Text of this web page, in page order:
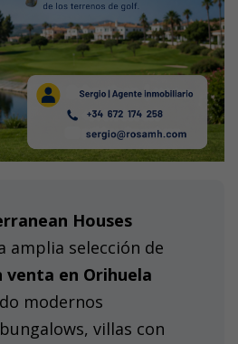
Houses
amplia selección de
venta en Orihuela
modernos
villas con